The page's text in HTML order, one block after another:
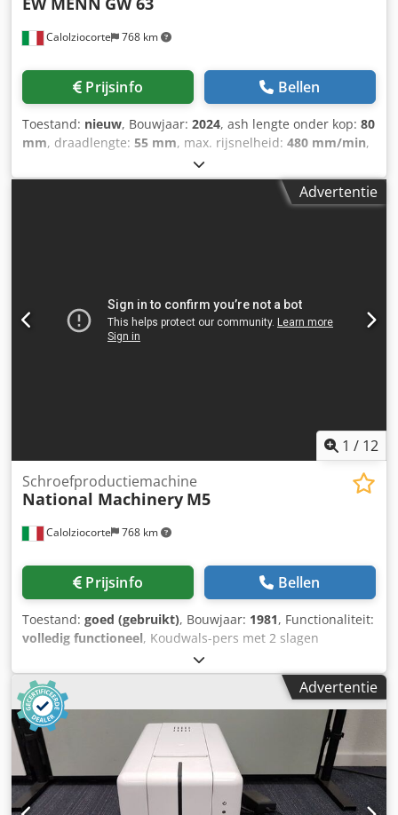
Calolziocorte 768 km
Prijsinfo Bellen
Toestand: nieuw, Bouwjaar: 2024, ash lengte onder kop: 80
mm, draadlengte: 55 mm, max. rijsnelheid: 480 mm/min,
E.W. dieplader inrijgmachine MENN GW63 Volledig
gereviseerd tot nieuw. Nieuwe geleiders, vibrator, nieuwe
trilafzuiging. Nieuw elektrisch systeem met omvormer en
Advertentie
1 / 12
Calolziocorte 768 km
Schroefproductiemachine
National Machinery M5
Prijsinfo Bellen
Toestand: goed (gebruikt), Bouwjaar: 1981, Functionaliteit:
volledig functioneel, Koudwals-pers met 2 slagen
NATIONAL M5 Voor productie van gedeeltelijk
geperforeerde onderdelen Volledig functioneel Recent
gereviseerd! Nieuwe elektrische installatie. Aantal
matrijzen: 1 Aantal stuks per min.: 300 Dedetxni Nspfx Ak
Eokr Lengte klinknagel: 20 mm Max. ponsdiepte: 5 mm
Afsnijdiameter: 5 mm Benodigde vloeroppervlakte
(breedte): 1.300 mm Benodigde vloeroppervlakte (lengte):
2.690 mm Vermogen hoofdmotor: 7,5 kW Netto gewicht:
3.100 kg Brutogewicht: 3.700 kg.
Advertentie